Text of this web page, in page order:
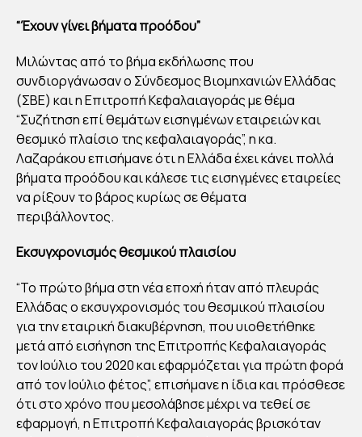
“ΕΠ
ΔΥΣ
ΤΕ
ΣΕ
G”
By
Στέλλα
Αυγου
στάκη
Publish
ed
22/11/20
“Έχουν γίνει βήματα προόδου”
Μιλώντας από το βήμα εκδήλωσης που
συνδιοργάνωσαν ο Σύνδεσμος Βιομηχανιών Ελλάδας
(ΣΒΕ) και η Επιτροπή Κεφαλαιαγοράς με θέμα
“Συζήτηση επί θεμάτων εισηγμένων εταιρειών και
θεσμικό πλαίσιο της κεφαλαιαγοράς”, η κα.
Λαζαράκου επισήμανε ότι η Ελλάδα έχει κάνει πολλά
βήματα προόδου και κάλεσε τις εισηγμένες εταιρείες
να ρίξουν το βάρος κυρίως σε θέματα
περιβάλλοντος.
Εκσυγχρονισμός θεσμικού πλαισίου
“Το πρώτο βήμα στη νέα εποχή ήταν από πλευράς
Ελλάδας ο εκσυγχρονισμός του θεσμικού πλαισίου
για την εταιρική διακυβέρνηση, που υιοθετήθηκε
μετά από εισήγηση της Επιτροπής Κεφαλαιαγοράς
τον Ιούλιο του 2020 και εφαρμόζεται για πρώτη φορά
από τον Ιούλιο φέτος”, επισήμανε η ίδια και πρόσθεσε
ότι στο χρόνο που μεσολάβησε μέχρι να τεθεί σε
εφαρμογή, η Επιτροπή Κεφαλαιαγοράς βρισκόταν